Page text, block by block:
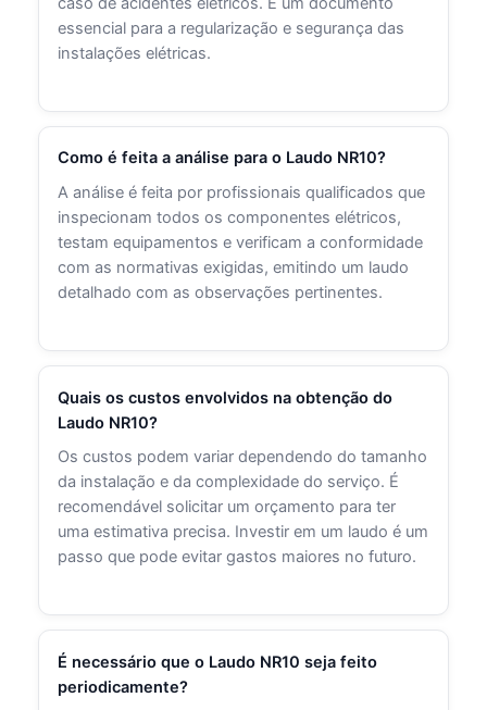
essencial para a regularização e segurança das
instalações elétricas.
Como é feita a análise para o Laudo NR10?
A análise é feita por profissionais qualificados que
inspecionam todos os componentes elétricos,
testam equipamentos e verificam a conformidade
com as normativas exigidas, emitindo um laudo
detalhado com as observações pertinentes.
Quais os custos envolvidos na obtenção do
Laudo NR10?
Os custos podem variar dependendo do tamanho
da instalação e da complexidade do serviço. É
recomendável solicitar um orçamento para ter
uma estimativa precisa. Investir em um laudo é um
passo que pode evitar gastos maiores no futuro.
É necessário que o Laudo NR10 seja feito
periodicamente?